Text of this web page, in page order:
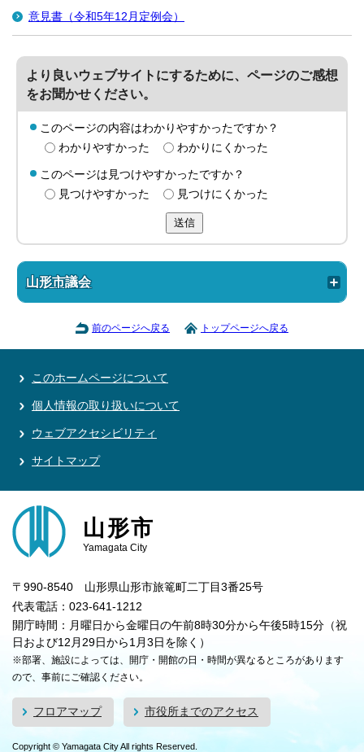
意見書（令和5年12月定例会）
より良いウェブサイトにするために、ページのご感想
をお聞かせください。
このページの内容はわかりやすかったですか？
わかりやすかった
わかりにくかった
このページは見つけやすかったですか？
見つけやすかった
見つけにくかった
送信
山形市議会
前のページへ戻る トップページへ戻る
このホームページについて
個人情報の取り扱いについて
ウェブアクセシビリティ
サイトマップ
山形市
Yamagata City
〒990-8540 山形県山形市旅篭町二丁目3番25号
代表電話：023-641-1212
開庁時間：月曜日から金曜日の午前8時30分から午後5時15分（祝
日および12月29日から1月3日を除く）
※部署、施設によっては、開庁・開館の日・時間が異なるところがあります
ので、事前にご確認ください。
フロアマップ 市役所までのアクセス
Copyright © Yamagata City All rights Reserved.